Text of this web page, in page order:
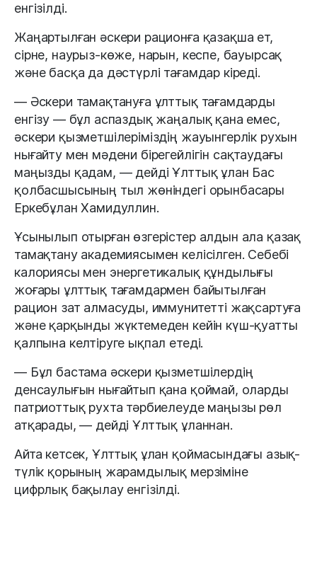
енгізілді.
Жаңартылған әскери рационға қазақша ет,
сірне, наурыз-көже, нарын, кеспе, бауырсақ
және басқа да дәстүрлі тағамдар кіреді.
— Әскери тамақтануға ұлттық тағамдарды
енгізу — бұл аспаздық жаңалық қана емес,
әскери қызметшілеріміздің жауынгерлік рухын
нығайту мен мәдени бірегейлігін сақтаудағы
маңызды қадам, — дейді Ұлттық ұлан Бас
қолбасшысының тыл жөніндегі орынбасары
Еркебұлан Хамидуллин.
Ұсынылып отырған өзгерістер алдын ала қазақ
тамақтану академиясымен келісілген. Себебі
калориясы мен энергетикалық құндылығы
жоғары ұлттық тағамдармен байытылған
рацион зат алмасуды, иммунитетті жақсартуға
және қарқынды жүктемеден кейін күш-қуатты
қалпына келтіруге ықпал етеді.
— Бұл бастама әскери қызметшілердің
денсаулығын нығайтып қана қоймай, оларды
патриоттық рухта тәрбиелеуде маңызы рөл
атқарады, — дейді Ұлттық ұланнан.
Айта кетсек, Ұлттық ұлан қоймасындағы азық-
түлік қорының жарамдылық мерзіміне
цифрлық бақылау енгізілді.